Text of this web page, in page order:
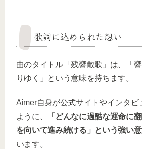
歌詞に込められた想い
曲のタイトル「残響散歌」は、「
りゆく」という意味を持ちます。
Aimer自身が公式サイトやインタビ
ように、
「どんなに過酷な運命に
を向いて進み続ける」という強い
います。